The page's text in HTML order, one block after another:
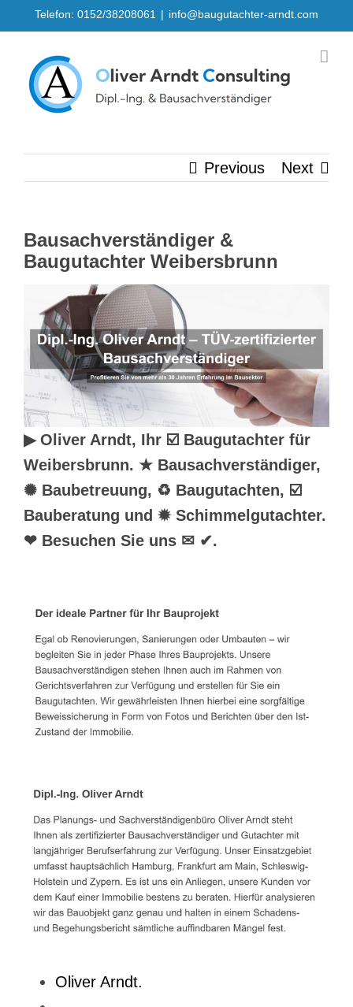
to
content
Telefon: 0152/38208061 | info@baugutachter-arndt.com
Previous Next
Bausachverständiger &
Baugutachter Weibersbrunn
▶︎ Oliver Arndt, Ihr ☑️ Baugutachter für
Weibersbrunn. ★ Bausachverständiger,
✺ Baubetreuung, ♻ Baugutachten, ☑️
Bauberatung und ✹ Schimmelgutachter.
❤ Besuchen Sie uns ✉ ✔.
Oliver Arndt.